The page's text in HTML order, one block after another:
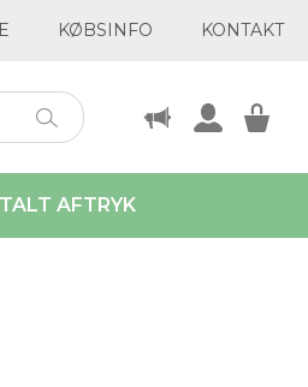
KØBSINFO KONTAKT
AFTRYK